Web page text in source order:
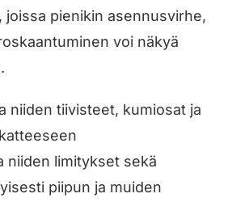
joissa pienikin asennusvirhe,
voi näkyä
niiden tiivisteet, kumiosat ja
niiden limitykset sekä
piipun ja muiden